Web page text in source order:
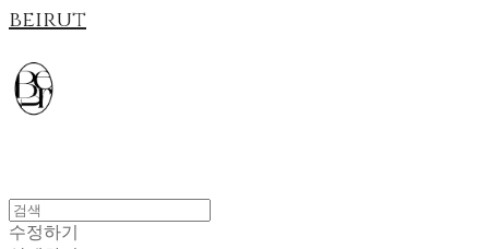
beirut
수정하기